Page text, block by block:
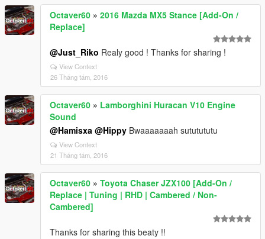
Octaver60 » 2016 Mazda MX5 Stance [Add-On /
Replace]
@Just_Riko Realy good ! Thanks for sharing !
View Context
26 Tháng tám, 2016
Octaver60 » Lamborghini Huracan V10 Engine
Sound
@Hamisxa @Hippy Bwaaaaaaah sututututu
View Context
21 Tháng tám, 2016
Octaver60 » Toyota Chaser JZX100 [Add-On /
Replace | Tuning | RHD | Cambered / Non-
Cambered]
Thanks for sharing this beaty !!